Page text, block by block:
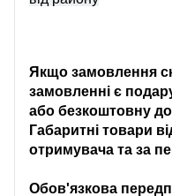
Якщо замовлення
замовленні є
або безкоштовну
Габаритні товари
отримувача та за
Обов'язкова